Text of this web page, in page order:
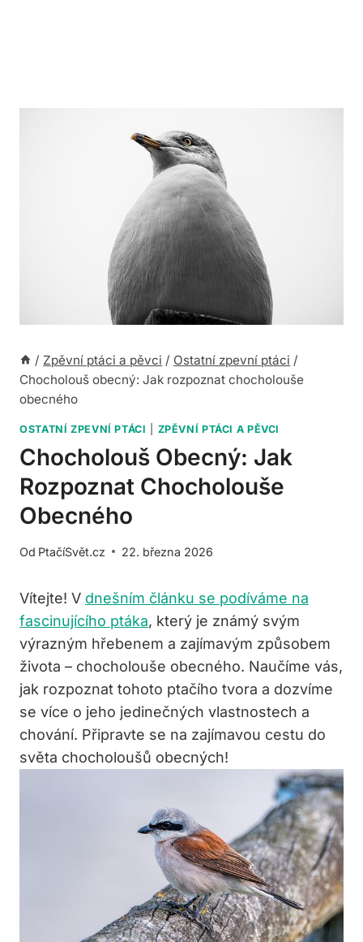
/ Zpěvní ptáci a pěvci / Ostatní zpevní ptáci /
Chocholouš obecný: Jak rozpoznat chocholouše
obecného
OSTATNÍ ZPEVNÍ PTÁCI ZPĚVNÍ PTÁCI A PĚVCI
Chocholouš Obecný: Jak
Rozpoznat Chocholouše
Obecného
Od PtačíSvět.cz 22. března 2026
Vítejte! V dnešním článku se podíváme na
fascinujícího ptáka, který je známý svým
výrazným hřebenem a zajímavým způsobem
života – chocholouše obecného. Naučíme vás,
jak rozpoznat tohoto ptačího tvora a dozvíme
se více o jeho jedinečných vlastnostech a
chování. Připravte se na zajímavou cestu do
světa chocholoušů obecných!